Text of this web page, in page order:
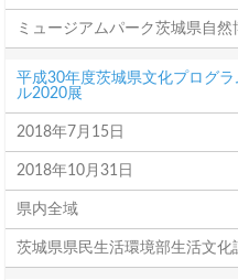
ミュージアムパーク茨城県自然
平成30年度茨城県文化プログ
ル2020展
2018年7月15日
2018年10月31日
県内全域
茨城県県民生活環境部生活文化